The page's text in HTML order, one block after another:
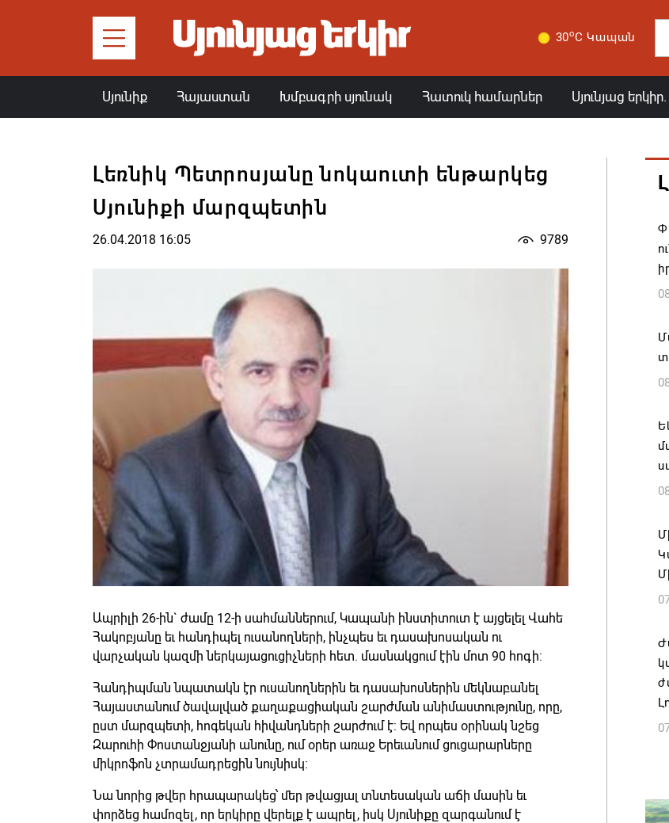
30oC Կապան
Սյունիք Հայաստան Խմբագրի սյունակ Հատուկ համարներ Սյունյաց
Լեռնիկ Պետրոսյանը նոկաուտի ենթարկեց
Սյունիքի մարզպետին
26.04.2018 16:05 9789
Ապրիլի 26-ին` ժամը 12-ի սահմաններում, Կապանի ինստիտուտ է այցելել Վահե
Հակոբյանը եւ հանդիպել ուսանողների, ինչպես եւ դասախոսական ու
վարչական կազմի ներկայացուցիչների հետ. մասնակցում էին մոտ 90 հոգի:
Հանդիպման նպատակն էր ուսանողներին եւ դասախոսներին մեկնաբանել
Հայաստանում ծավալված քաղաքացիական շարժման անիմաստությունը, որը,
ըստ մարզպետի, հոգեկան հիվանդների շարժում է: Եվ որպես օրինակ նշեց
Զարուհի Փոստանջյանի անունը, ում օրեր առաջ Երեւանում ցուցարարները
միկրոֆոն չտրամադրեցին նույնիսկ:
Նա նորից թվեր հրապարակեց՝ մեր թվացյալ տնտեսական աճի մասին եւ
փորձեց համոզել, որ երկիրը վերելք է ապրել, իսկ Սյունիքը զարգանում է